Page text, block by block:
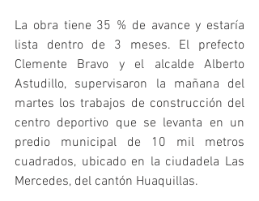
La obra tiene 35 % de avance y estaría
lista dentro de 3 meses. El prefecto
Clemente Bravo y el alcalde Alberto
Astudillo, supervisaron la mañana del
martes los trabajos de construcción del
centro deportivo que se levanta en un
predio municipal de 10 mil metros
cuadrados, ubicado en la ciudadela Las
Mercedes, del cantón Huaquillas.